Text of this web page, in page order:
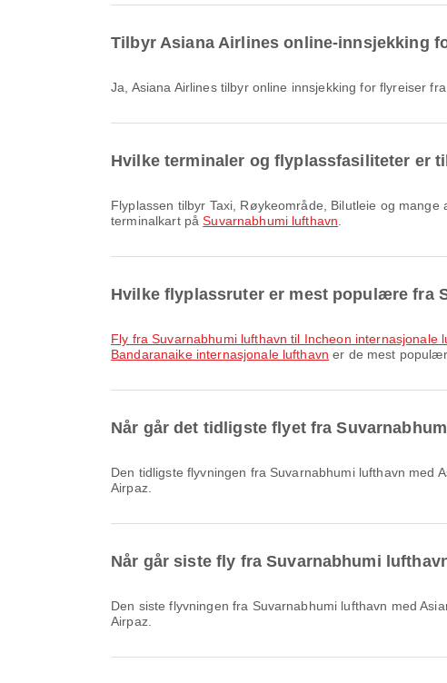
Tilbyr Asiana Airlines online-innsjekking
Ja, Asiana Airlines tilbyr online innsjekking for flyreiser
Hvilke terminaler og flyplassfasiliteter er
Flyplassen tilbyr Taxi, Røykeområde, Bilutleie og mange andre fasiliteter for å forbedre reiseopplevelsen din. Du kan sjekke detaljert informasjon om fasiliteter og
terminalkart påSuvarnabhumi lufthavn
Hvilke flyplassruter er mest populære fra
fly fra Suvarnabhumi lufthavn til Incheon internasjonale
Bandaranaike internasjonale lufthavn er de mest
Når går det tidligste flyet fra
Den tidligste flyvningen fra Suvarnabhumi lufthavn med Asiana Airlines går kl. 01:35. Du kan se denne rutetabellen og sammenligne andre tilgjengelige flyalternativer på
Airpaz.
Når går siste fly fra Suvarnabhumi
Den siste flyvningen fra Suvarnabhumi lufthavn med Asiana Airlines går kl. 23:55. Du kan se denne rutetabellen og sammenligne andre tilgjengelige flyalternativer på
Airpaz.